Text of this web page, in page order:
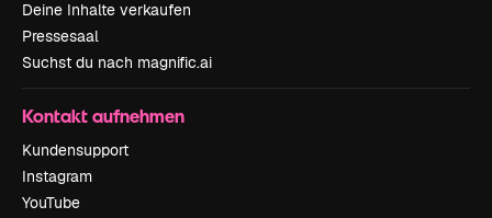
Deine Inhalte verkaufen
Pressesaal
Suchst du nach magnific.ai
Kontakt aufnehmen
Kundensupport
Instagram
YouTube